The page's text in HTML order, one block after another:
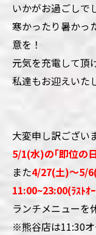
いかがお過ごしで
寒かったり暑かっ
意を！
元気を充電して頂
私達もお迎えいた
大変申し訳ござい
5/1(水)の｢即位の
また4/27(土)～5/
11:00~23:00(ﾗｽﾄｵ
ランチメニューを
※熊谷店は11:30オ